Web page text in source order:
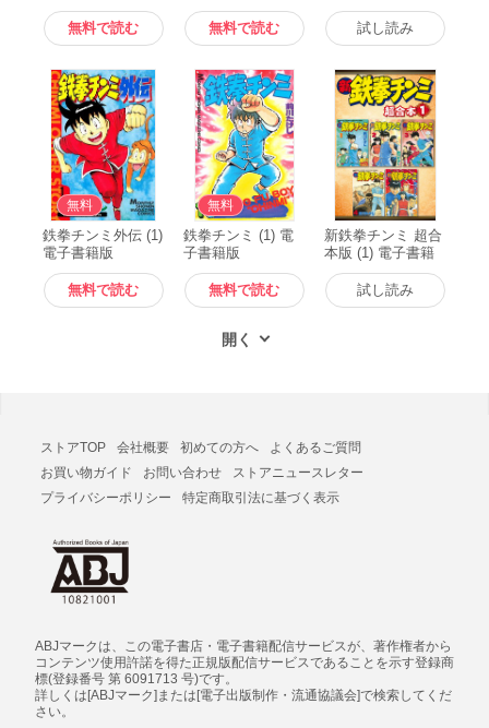
無料で読む 無料で読む 試し読み
無料
鉄拳チンミ外伝 (1)
電子書籍版
無料で読む
無料
鉄拳チンミ (1) 電
子書籍版
無料で読む
新鉄拳チンミ 超合
本版 (1) 電子書籍
試し読み
ストアTOP 会社概要 初めての方へ
よくあるご質問
お買い物ガイド
お問い合わせ
ストアニュースレター
プライバシーポリシー
特定商取引法に基づく表示
ABJマークは、この電子書店・電子書籍配信サービスが、著作権者から
コンテンツ使用許諾を得た正規版配信サービスであることを示す登録商
標(登録番号 第 6091713 号)です。
詳しくは[ABJマーク]または[電子出版制作・流通協議会]で検索してくだ
さい。